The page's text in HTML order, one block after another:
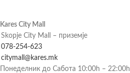
Kares City Mall
Skopje City Mall – приземје
078-254-623
citymall@kares.mk
Понеделник до Сабота 10:00h – 22:00h